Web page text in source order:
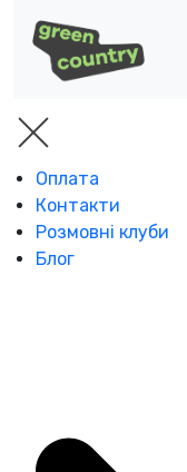
Оплата
Контакти
Розмовні клуби
Блог